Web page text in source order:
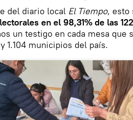
del diario local El Tiempo, esto
en el 98,31% de las
un testigo en cada mesa que
1.104 municipios del país.